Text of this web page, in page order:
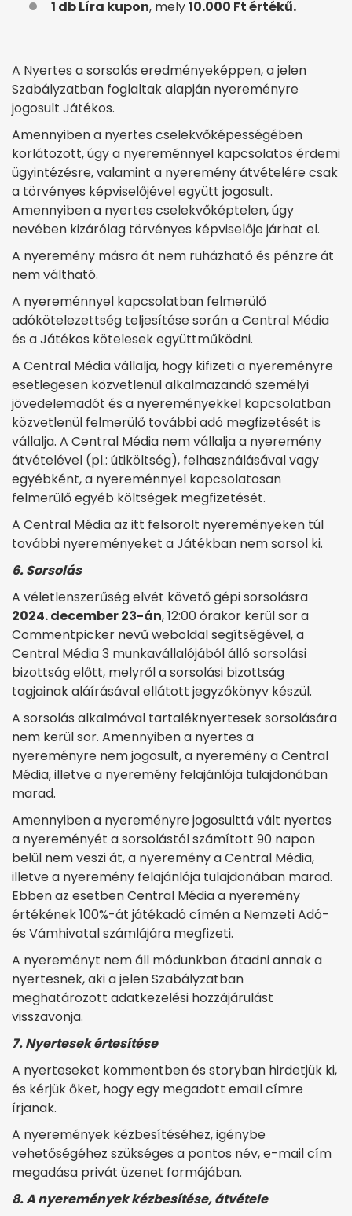
1 db Líra kupon, mely10.000 Ft értékű.
A Nyertes a sorsolás eredményeképpen, a jelen
Szabályzatban foglaltak alapján nyereményre
jogosult Játékos.
Amennyiben a nyertes cselekvőképességében
korlátozott, úgy a nyereménnyel kapcsolatos érdemi
ügyintézésre, valamint a nyeremény átvételére csak
a törvényes képviselőjével együtt jogosult.
Amennyiben a nyertes cselekvőképtelen, úgy
nevében kizárólag törvényes képviselője járhat el.
A nyeremény másra át nem ruházható és pénzre át
nem váltható.
A nyereménnyel kapcsolatban felmerülő
adókötelezettség teljesítése során a Central Média
és a Játékos kötelesek együttműködni.
A Central Média vállalja, hogy kifizeti a nyereményre
esetlegesen közvetlenül alkalmazandó személyi
jövedelemadót és a nyereményekkel kapcsolatban
közvetlenül felmerülő további adó megfizetését is
vállalja. A Central Média nem vállalja a nyeremény
átvételével (pl.: útiköltség), felhasználásával vagy
egyébként, a nyereménnyel kapcsolatosan
felmerülő egyéb költségek megfizetését.
A Central Média az itt felsorolt nyereményeken túl
további nyereményeket a Játékban nem sorsol ki.
6. Sorsolás
A véletlenszerűség elvét követő gépi sorsolásra
2024. december 23-án, 12:00 órakor kerül sor a
Commentpicker nevű weboldal segítségével, a
Central Média 3 munkavállalójából álló sorsolási
bizottság előtt, melyről a sorsolási bizottság
tagjainak aláírásával ellátott jegyzőkönyv készül.
A sorsolás alkalmával tartaléknyertesek sorsolására
nem kerül sor. Amennyiben a nyertes a
nyereményre nem jogosult, a nyeremény a Central
Média, illetve a nyeremény felajánlója tulajdonában
marad.
Amennyiben a nyereményre jogosulttá vált nyertes
a nyereményét a sorsolástól számított 90 napon
belül nem veszi át, a nyeremény a Central Média,
illetve a nyeremény felajánlója tulajdonában marad.
Ebben az esetben Central Média a nyeremény
értékének 100%-át játékadó címén a Nemzeti Adó-
és Vámhivatal számlájára megfizeti.
A nyereményt nem áll módunkban átadni annak a
nyertesnek, aki a jelen Szabályzatban
meghatározott adatkezelési hozzájárulást
visszavonja.
7. Nyertesek értesítése
A nyerteseket kommentben és storyban hirdetjük ki,
és kérjük őket, hogy egy megadott email címre
írjanak.
A nyeremények kézbesítéséhez, igénybe
vehetőségéhez szükséges a pontos név, e-mail cím
megadása privát üzenet formájában.
8. A nyeremények kézbesítése, átvétele